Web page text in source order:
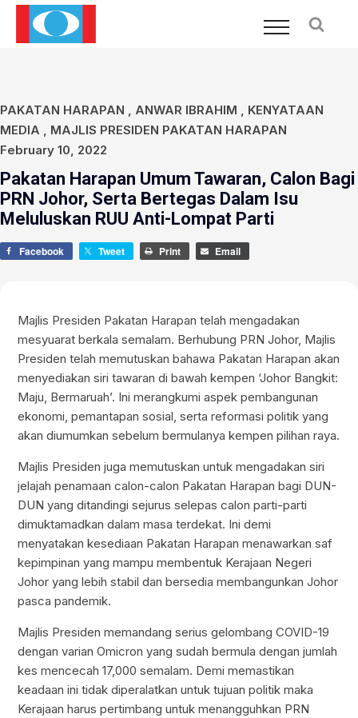
PAKATAN HARAPAN , ANWAR IBRAHIM , KENYATAAN
MEDIA , MAJLIS PRESIDEN PAKATAN HARAPAN
February 10, 2022
Pakatan Harapan Umum Tawaran, Calon Bagi
PRN Johor, Serta Bertegas Dalam Isu
Meluluskan RUU Anti-Lompat Parti
Facebook Tweet Print Email
Majlis Presiden Pakatan Harapan telah mengadakan
mesyuarat berkala semalam. Berhubung PRN Johor, Majlis
Presiden telah memutuskan bahawa Pakatan Harapan akan
menyediakan siri tawaran di bawah kempen ‘Johor Bangkit:
Maju, Bermaruah’. Ini merangkumi aspek pembangunan
ekonomi, pemantapan sosial, serta reformasi politik yang
akan diumumkan sebelum bermulanya kempen pilihan raya.
Majlis Presiden juga memutuskan untuk mengadakan siri
jelajah penamaan calon-calon Pakatan Harapan bagi DUN-
DUN yang ditandingi sejurus selepas calon parti-parti
dimuktamadkan dalam masa terdekat. Ini demi
menyatakan kesediaan Pakatan Harapan menawarkan saf
kepimpinan yang mampu membentuk Kerajaan Negeri
Johor yang lebih stabil dan bersedia membangunkan Johor
pasca pandemik.
Majlis Presiden memandang serius gelombang COVID-19
dengan varian Omicron yang sudah bermula dengan jumlah
kes mencecah 17,000 semalam. Demi memastikan
keadaan ini tidak diperalatkan untuk tujuan politik maka
Kerajaan harus pertimbang untuk menangguhkan PRN